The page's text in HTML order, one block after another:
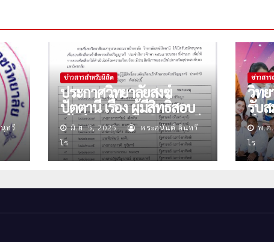
ทวี
ข่าวสารสำหรับนิสิต
ประกาศวิทยาลัยสงฆ์
ปัตตานี เรื่อง ผู้มีสิทธิ์สอบ
เข้าศึกษาระดับปริญญาตรี
ประจำปีการศึกษา ๒๕๖๘
รอบสอง
มิ.ย. 5, 2025
พระอนันต์ อินฺทวี
โร
ข่าวสา
วิทย
รับ
ศึกษ
ที่พ.ค
โร